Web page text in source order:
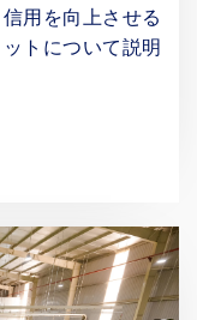
用を向上させる
トについて説明